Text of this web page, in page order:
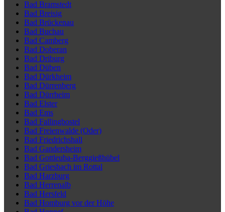
Bad Bramstedt
Bad Breisig
Bad Brückenau
Bad Buchau
Bad Camberg
Bad Doberan
Bad Driburg
Bad Düben
Bad Dürkheim
Bad Dürrenberg
Bad Dürrheim
Bad Elster
Bad Ems
Bad Fallingbostel
Bad Freienwalde (Oder)
Bad Friedrichshall
Bad Gandersheim
Bad Gottleuba-Berggießhübel
Bad Griesbach im Rottal
Bad Harzburg
Bad Herrenalb
Bad Hersfeld
Bad Homburg vor der Höhe